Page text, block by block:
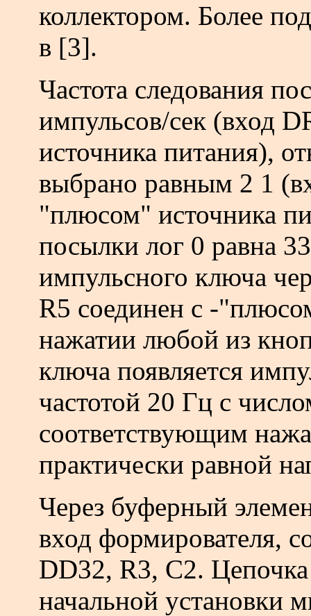
коллектором. Более
в [3].
Частота следования
импульсов/сек (вход
источника питания),
выбрано равным 2 1
"плюсом" источника
посылки лог 0 равна
импульсного ключа
R5 соединен с -
нажатии любой из
ключа появляется
часто­той 20 Гц с
соответствующим
практически равной
Через буферный
вход формирователя,
DD32, R3, С2.
начальной установки